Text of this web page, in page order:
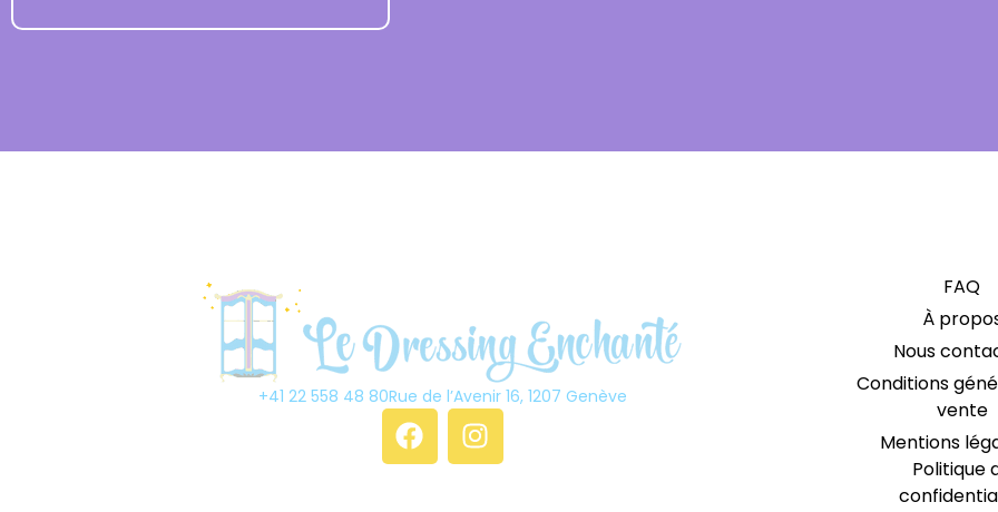
+41 22 558 48 80Rue de l’Avenir 16, 1207 Genève
FAQ
À
Nous
Conditions
vente
Mentions
Politique